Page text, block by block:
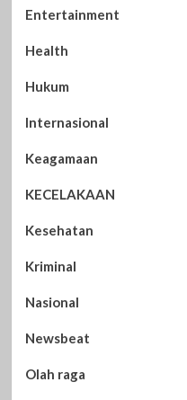
Entertainment
Health
Hukum
Internasional
Keagamaan
KECELAKAAN
Kesehatan
Kriminal
Nasional
Newsbeat
Olah raga